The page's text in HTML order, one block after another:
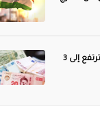
تحويلات التونسيين بالخارج ترتفع إلى 3